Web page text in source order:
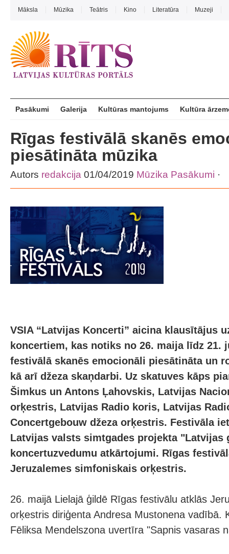
Māksla Mūzika Teātris Kino Literatūra Muzeji
Pasākumi Galerija Kultūras mantojums Kultūra
Rīgas festivālā skanēs
piesātināta mūzika
Autors redakcija 01/04/2019 Mūzika Pasākumi ·
VSIA “Latvijas Koncerti” aicina klausītājus
koncertiem, kas notiks no 26. maija līdz 21.
festivālā skanēs emocionāli piesātināta un
kā arī džeza skaņdarbi. Uz skatuves kāps
Šimkus un Antons Ļahovskis, Latvijas
orķestris, Latvijas Radio koris, Latvijas
Concertgebouw džeza orķestris. Festivāla
Latvijas valsts simtgades projekta "Latvijas
koncertuzvedumu atkārtojumi. Rīgas
Jeruzalemes simfoniskais orķestris.
26. maijā Lielajā ģildē Rīgas festivālu atklās
orķestris diriģenta Andresa Mustonena vadībā.
Fēliksa Mendelszona uvertīra "Sapnis vasaras